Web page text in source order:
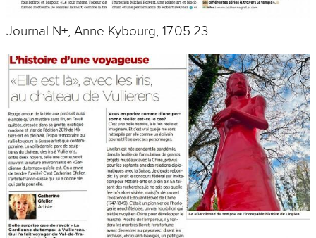
Journal N+, Anne Kybourg, 17.05.23